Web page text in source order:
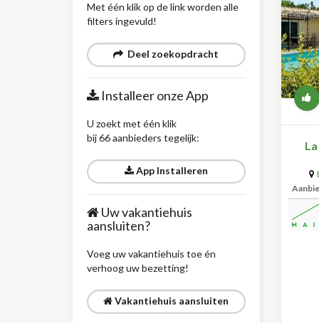
Met één klik op de link worden alle
filters ingevuld!
Deel zoekopdracht
Installeer onze App
U zoekt met één klik
bij 66 aanbieders tegelijk:
App Installeren
Uw vakantiehuis
aansluiten?
Voeg uw vakantiehuis toe én
verhoog uw bezetting!
Vakantiehuis aansluiten